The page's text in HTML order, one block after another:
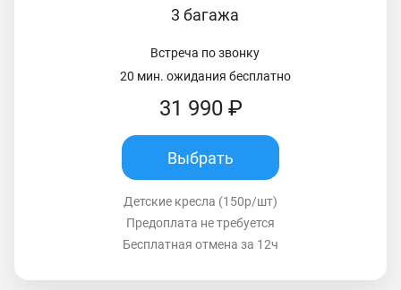
3 багажа
Встреча по звонку
20 мин. ожидания бесплатно
31 990 ₽
Выбрать
Детские кресла (150р/шт)
Предоплата не требуется
Бесплатная отмена за 12ч